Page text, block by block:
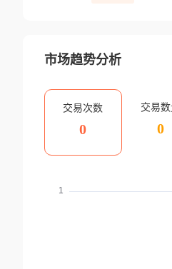
市场趋势分析
交易次数
0
交易
0